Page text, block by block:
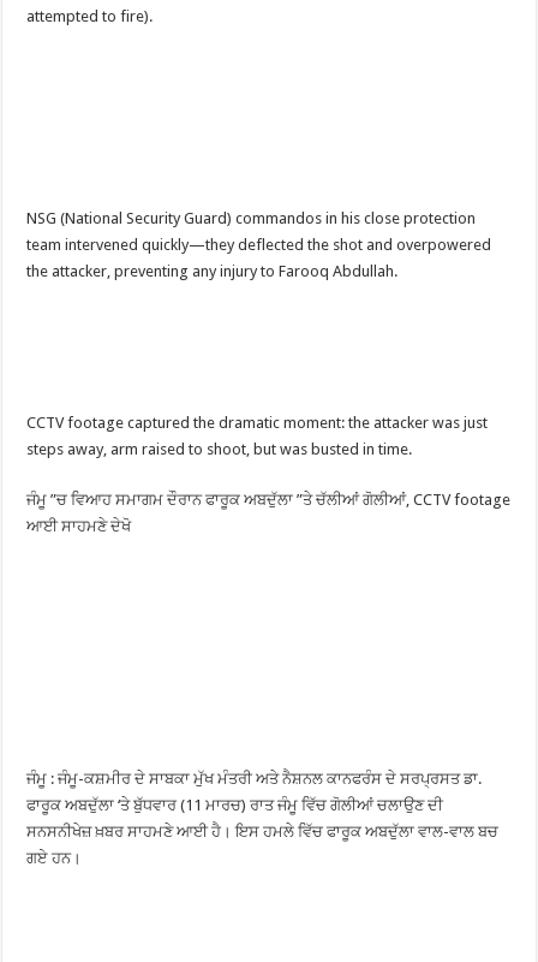
attempted to fire).
NSG (National Security Guard) commandos in his close protection
team intervened quickly—they deflected the shot and overpowered
the attacker, preventing any injury to Farooq Abdullah.
CCTV footage captured the dramatic moment: the attacker was just
steps away, arm raised to shoot, but was busted in time.
ਜੰਮੂ ”ਚ ਵਿਆਹ ਸਮਾਗਮ ਦੌਰਾਨ ਫਾਰੂਕ ਅਬਦੁੱਲਾ ”ਤੇ ਚੱਲੀਆਂ ਗੋਲੀਆਂ, CCTV footage
ਆਈ ਸਾਹਮਣੇ ਦੇਖੋ
ਜੰਮੂ : ਜੰਮੂ-ਕਸ਼ਮੀਰ ਦੇ ਸਾਬਕਾ ਮੁੱਖ ਮੰਤਰੀ ਅਤੇ ਨੈਸ਼ਨਲ ਕਾਨਫਰੰਸ ਦੇ ਸਰਪ੍ਰਸਤ ਡਾ.
ਫਾਰੂਕ ਅਬਦੁੱਲਾ ‘ਤੇ ਬੁੱਧਵਾਰ (11 ਮਾਰਚ) ਰਾਤ ਜੰਮੂ ਵਿੱਚ ਗੋਲੀਆਂ ਚਲਾਉਣ ਦੀ
ਸਨਸਨੀਖੇਜ਼ ਖ਼ਬਰ ਸਾਹਮਣੇ ਆਈ ਹੈ। ਇਸ ਹਮਲੇ ਵਿੱਚ ਫਾਰੂਕ ਅਬਦੁੱਲਾ ਵਾਲ-ਵਾਲ ਬਚ
ਗਏ ਹਨ।